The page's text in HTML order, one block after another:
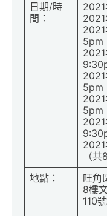
日期/時
間：
5pm
5pm
5pm
（共
地點：
旺角
8樓
110號